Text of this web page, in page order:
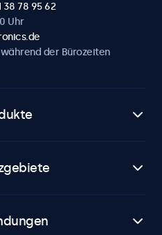
38 78 95 62
Uhr
der Bürozeiten